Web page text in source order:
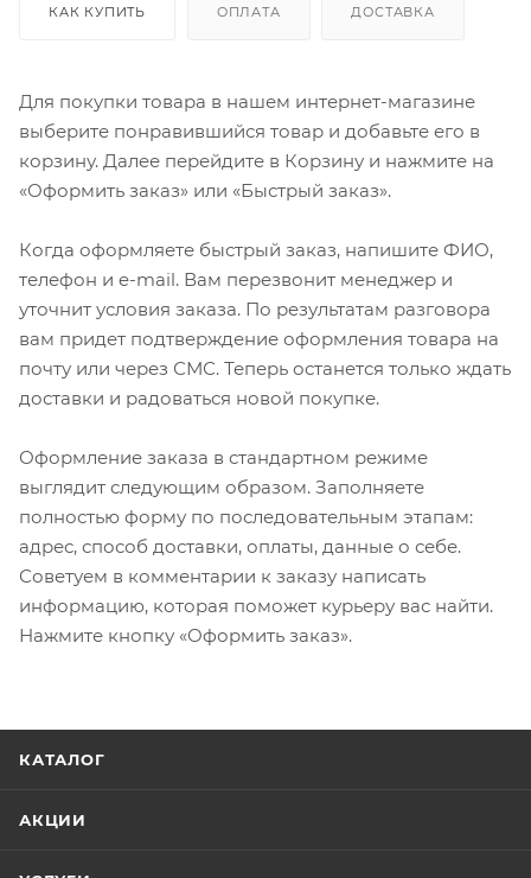
КАК КУПИТЬ ОПЛАТА ДОСТАВКА
Для покупки товара в нашем интернет-магазине
выберите понравившийся товар и добавьте его в
корзину. Далее перейдите в Корзину и нажмите на
«Оформить заказ» или «Быстрый заказ».
Когда оформляете быстрый заказ, напишите ФИО,
телефон и e-mail. Вам перезвонит менеджер и
уточнит условия заказа. По результатам разговора
вам придет подтверждение оформления товара на
почту или через СМС. Теперь останется только ждать
доставки и радоваться новой покупке.
Оформление заказа в стандартном режиме
выглядит следующим образом. Заполняете
полностью форму по последовательным этапам:
адрес, способ доставки, оплаты, данные о себе.
Советуем в комментарии к заказу написать
информацию, которая поможет курьеру вас найти.
Нажмите кнопку «Оформить заказ».
КАТАЛОГ
АКЦИИ